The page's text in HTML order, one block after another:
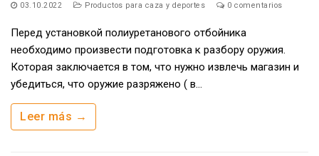
03.10.2022 Productos para caza y deportes 0 comentarios
Перед установкой полиуретанового отбойника
необходимо произвести подготовка к разбору оружия.
Которая заключается в том, что нужно извлечь магазин и
убедиться, что оружие разряжено ( в…
Leer más →